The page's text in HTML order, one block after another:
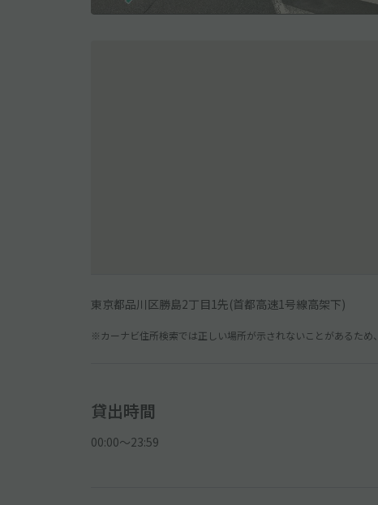
東京都品川区勝島2丁目1先(首都高速1号線高架下)
※カーナビ住所検索では正しい場所が示されないことがあるため
貸出時間
00:00〜23:59